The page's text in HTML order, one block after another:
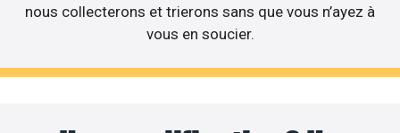
nous collecterons et trierons sans que vous n’ayez à
vous en soucier.